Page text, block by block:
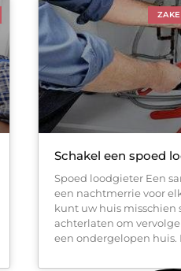
Schakel een spoed
Spoed loodgieter Een
een nachtmerrie voor
kunt uw huis misschien
achterlaten om
een ondergelopen huis.